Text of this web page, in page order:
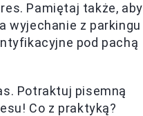
Pamiętaj także, aby
wyjechanie z parkingu
pod pachą
Potraktuj pisemną
Co z praktyką?